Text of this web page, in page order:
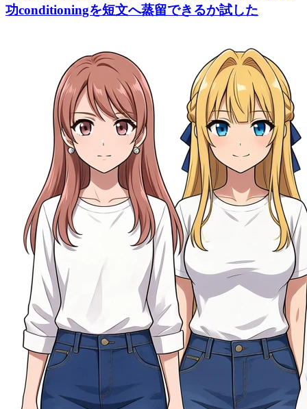
功conditioningを短文へ蒸留できるか試した